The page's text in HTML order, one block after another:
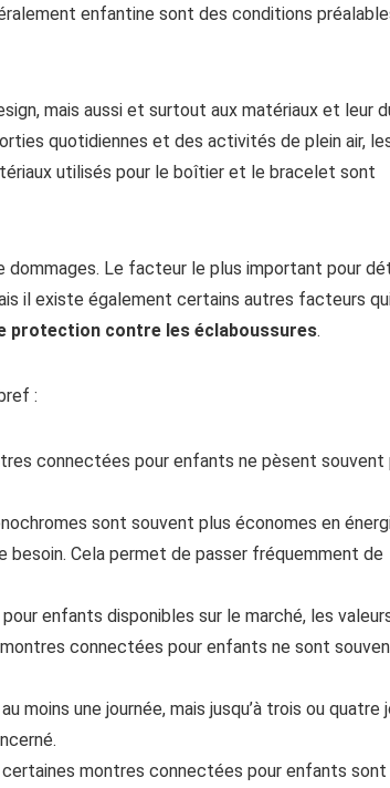
enfantine sont des conditions
mais aussi et surtout aux matériaux et leur
quotidiennes et des activités de plein air,
utilisés pour le boîtier et le bracelet sont
Le facteur le plus important pour
il existe également certains autres facteurs
protection contre les éclaboussures.
:
connectées pour enfants ne pèsent souvent
sont souvent plus économes en
Cela permet de passer fréquemment de
enfants disponibles sur le marché, les
connectées pour enfants ne sont
une journée, mais jusqu’à trois ou quatre
montres connectées pour enfants sont